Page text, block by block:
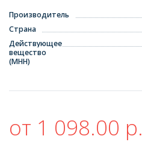
Производитель
Страна
Действующее
вещество
(МНН)
от 1 098.00 р.